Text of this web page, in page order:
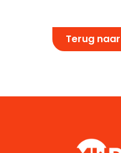
Terug